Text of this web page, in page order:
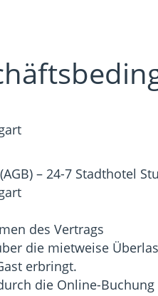
– 24-7 Stadthotel
des Vertrags
die mietweise
erbringt.
die Online-